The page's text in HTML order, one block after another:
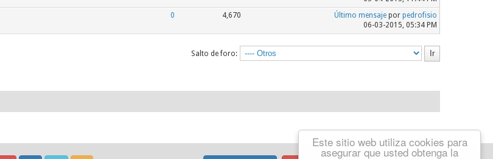
Este sitio web utiliza cookies para
asegurar que usted obtenga la
0 4,670 Último mensajepor pedrofisio
06-03-2015, 05:34 PM
Salto de foro: